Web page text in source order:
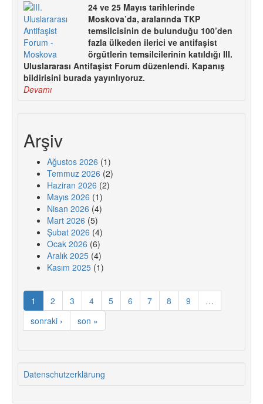
24 ve 25 Mayıs tarihlerinde
Moskova’da, aralarında TKP
temsilcisinin de bulunduğu 100’den
fazla ülkeden ilerici ve antifaşist
örgütlerin temsilcilerinin katıldığı III.
Uluslararası Antifaşist Forum düzenlendi. Kapanış
bildirisini burada yayınlıyoruz.
Devamı
Arşiv
Ağustos 2026 (1)
Temmuz 2026 (2)
Haziran 2026 (2)
Mayıs 2026 (1)
Nisan 2026 (4)
Mart 2026 (5)
Şubat 2026 (4)
Ocak 2026 (6)
Aralık 2025 (4)
Kasım 2025 (1)
1 2 3 4 5 6 7 8 9
…
sonraki ›
son »
Datenschutzerklärung